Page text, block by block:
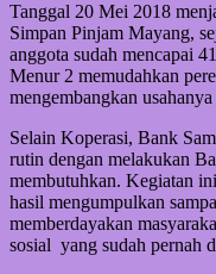
Tanggal 20 Mei 2018
Simpan Pinjam Mayang,
anggota sudah mencapai
Menur 2 memudahkan
mengembangkan
Selain Koperasi, Bank
rutin dengan melakukan
membutuhkan. Kegiatan
hasil mengumpulkan
memberdayakan
sosial yang sudah pernah